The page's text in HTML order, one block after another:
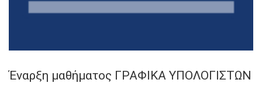
Έναρξη μαθήματος ΓΡΑΦΙΚΑ ΥΠΟΛΟΓΙΣΤΩΝ